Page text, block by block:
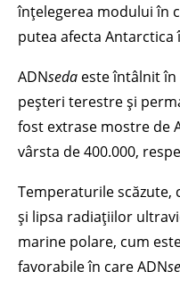
înțelegerea modului în
putea afecta Antarctica
ADNseda este întâlnit
peșteri terestre și
fost extrase mostre de
vârsta de 400.000,
Temperaturile scăzute,
și lipsa radiațiilor
marine polare, cum
favorabile în care ADN